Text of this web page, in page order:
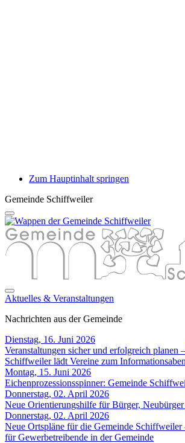
Zum Hauptinhalt springen
Gemeinde Schiffweiler
Aktuelles & Veranstaltungen
Nachrichten aus der Gemeinde
Dienstag, 16. Juni 2026
Veranstaltungen sicher und erfolgreich planen
Schiffweiler lädt Vereine zum
Montag, 15. Juni 2026
Eichenprozessionsspinner: Gemeinde
Donnerstag, 02. April 2026
Neue Orientierungshilfe für Bürger, Neubürger
Donnerstag, 02. April 2026
Neue Ortspläne für die Gemeinde
für Gewerbetreibende in der Gemeinde